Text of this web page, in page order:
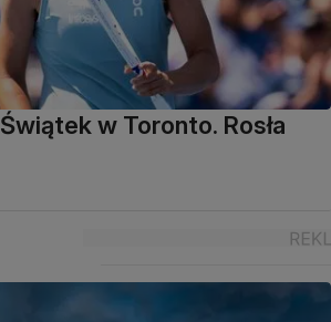
w Toronto. Rosła